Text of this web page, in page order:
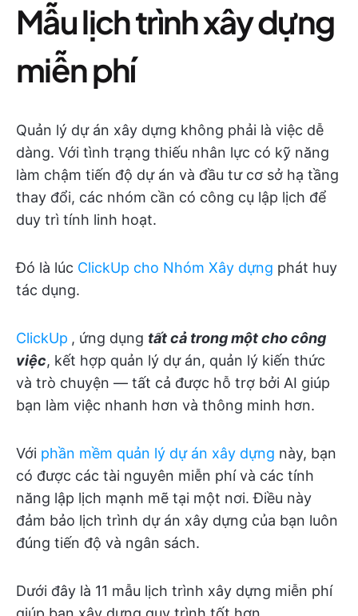
Mẫu lịch trình xây dựng
miễn phí
Quản lý dự án xây dựng không phải là việc dễ
dàng. Với tình trạng thiếu nhân lực có kỹ năng
làm chậm tiến độ dự án và đầu tư cơ sở hạ tầng
thay đổi, các nhóm cần có công cụ lập lịch để
duy trì tính linh hoạt.
Đó là lúc ClickUp cho Nhóm Xây dựng phát huy
tác dụng.
ClickUp , ứng dụng tất cả trong một cho công
việc, kết hợp quản lý dự án, quản lý kiến thức
và trò chuyện — tất cả được hỗ trợ bởi AI giúp
bạn làm việc nhanh hơn và thông minh hơn.
Với phần mềm quản lý dự án xây dựng này, bạn
có được các tài nguyên miễn phí và các tính
năng lập lịch mạnh mẽ tại một nơi. Điều này
đảm bảo lịch trình dự án xây dựng của bạn luôn
đúng tiến độ và ngân sách.
Dưới đây là 11 mẫu lịch trình xây dựng miễn phí